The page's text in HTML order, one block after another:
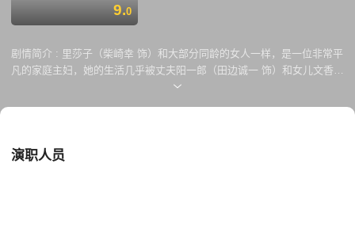
9.0
剧情简介 : 里莎子（柴崎幸 饰）和大部分同龄的女人一样，是一位非常平
凡的家庭主妇，她的生活几乎被丈夫阳一郎（田边诚一 饰）和女儿文香
（松本笑花 饰）填满了。最近，文香似乎到了叛逆期，总是会无缘预估的
法推脱。被告人是一位名叫安藤水穗（水野美纪 饰）的女子，她被控告杀
演职人员